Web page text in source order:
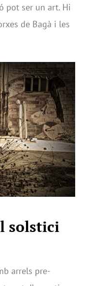
pot ser un art. Hi
de Bagà i les
solstici
arrels pre-